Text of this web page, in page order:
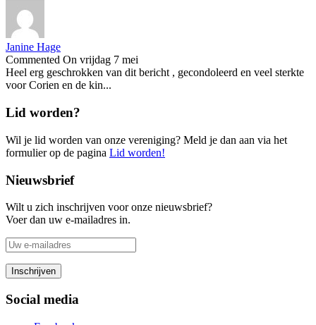
Janine Hage
Commented On vrijdag 7 mei
Heel erg geschrokken van dit bericht , gecondoleerd en veel sterkte
voor Corien en de kin...
Lid worden?
Wil je lid worden van onze vereniging? Meld je dan aan via het
formulier op de pagina Lid worden!
Nieuwsbrief
Wilt u zich inschrijven voor onze nieuwsbrief?
Voer dan uw e-mailadres in.
Social media